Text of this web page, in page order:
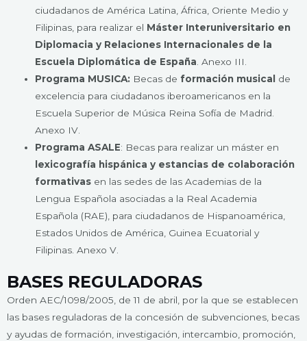
ciudadanos de América Latina, África, Oriente Medio y
Filipinas, para realizar el Máster Interuniversitario en
Diplomacia y Relaciones Internacionales de la
Escuela Diplomática de España . Anexo III.
Programa MUSICA: Becas deformación musical
de
excelencia para ciudadanos iberoamericanos en la
Escuela Superior de Música Reina Sofía de Madrid.
Anexo IV.
Programa ASALE: Becas para realizar un máster en
lexicografía hispánica y estancias de colaboración
formativas en las sedes de las Academias de la
Lengua Española asociadas a la Real Academia
Española (RAE), para ciudadanos de Hispanoamérica,
Estados Unidos de América, Guinea Ecuatorial y
Filipinas. Anexo V.
BASES REGULADORAS
Orden AEC/1098/2005, de 11 de abril, por la que se establecen
las bases reguladoras de la concesión de subvenciones, becas
y ayudas de formación, investigación, intercambio, promoción,